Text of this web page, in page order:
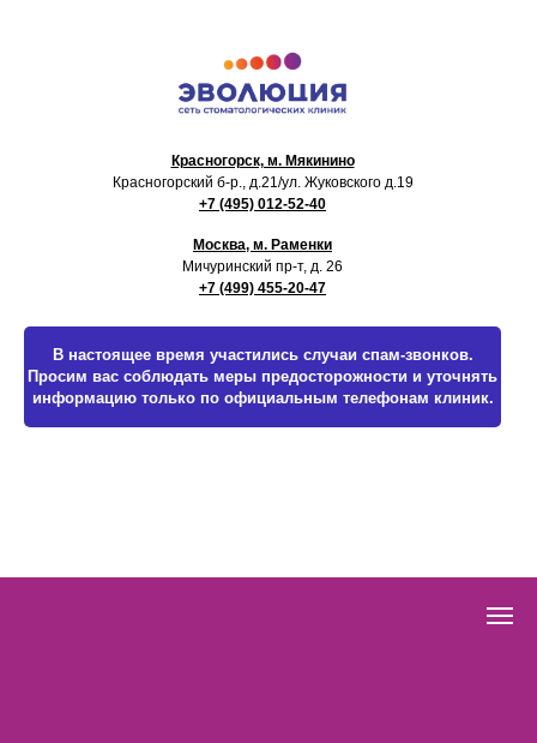
Красногорск, м. Мякинино
Красногорский б-р., д.21/ул. Жуковского д.19
+7 (495) 012-52-40
Москва, м. Раменки
Мичуринский пр-т, д. 26
+7 (499) 455-20-47
В настоящее время участились случаи спам-звонков.
Просим вас соблюдать меры предосторожности и уточнять
информацию только по официальным телефонам клиник.